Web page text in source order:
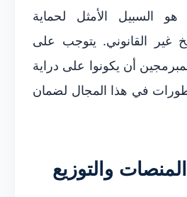
هو السبيل الأمثل لحماية
غير القانوني. يتوجب على
أن يكونوا على دراية
في هذا المجال لضمان
والتوزيع